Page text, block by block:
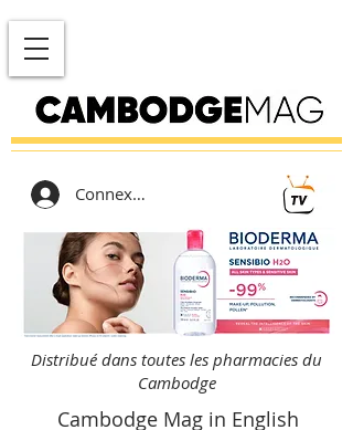
Connexion
Distribué dans toutes les pharmacies du
Cambodge
Cambodge Mag in English